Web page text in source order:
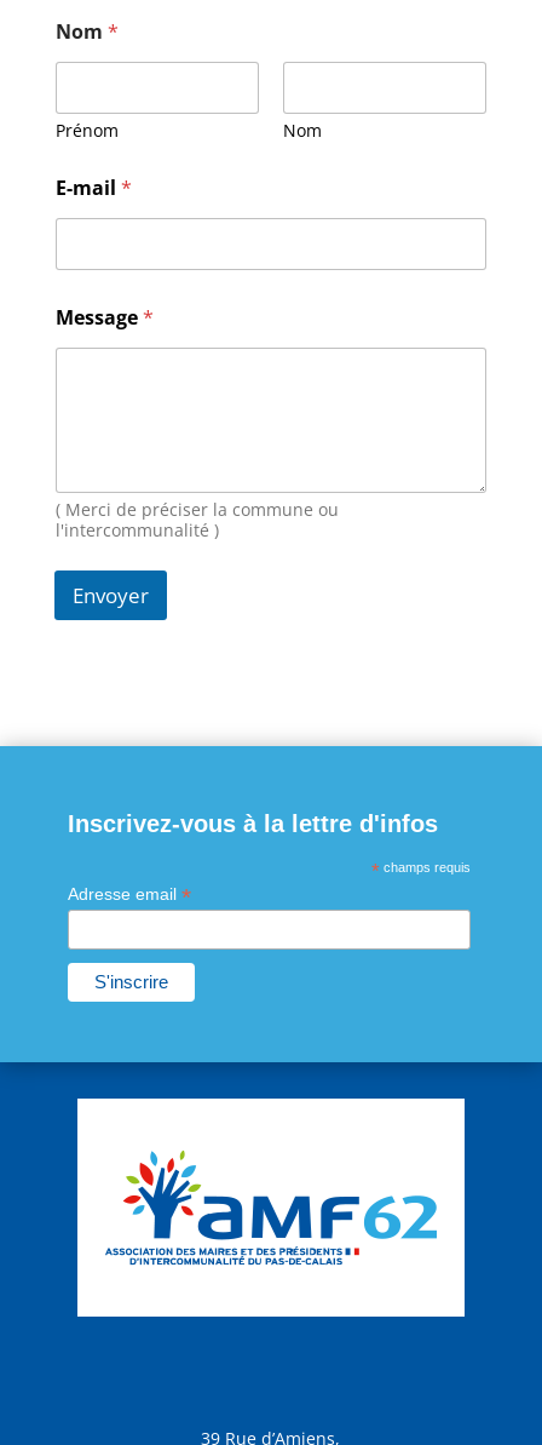
Nom *
Prénom Nom
E-mail *
e
s
m
E
m
i
Message*
( Merci de préciser la commune ou
l'intercommunalité )
Envoyer
Inscrivez-vous à la lettre d'infos
* champs requis
Adresse email *
39 Rue d’Amiens,